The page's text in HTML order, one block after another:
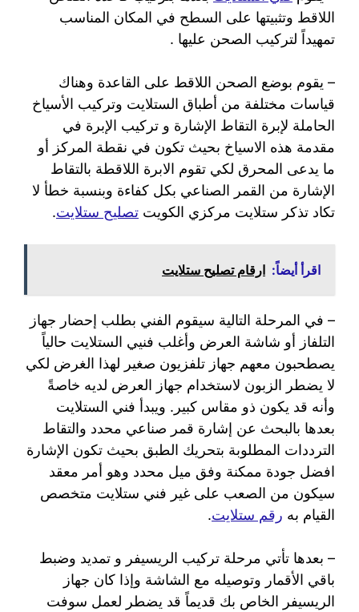
اللاقط وتثبيتها على السطح في المكان المناسب
تمهيداً لتركيب الصحن عليها .
– يقوم بوضع الصحن اللاقط على القاعدة وهناك
قياسات مختلفة من أطباق الستلايت وتركيب الأسياخ
الحاملة لإبرة التقاط الإشارة و تركيب الإبرة في
مقدمة هذه الاسياخ بحيث تكون في نقطة المركز أو
ما يدعى المحرق لكي تقوم الابرة اللاقطة بالتقاط
الإشارة من القمر الصناعي بكل كفاءة وبنسبة خطأ لا
تكاد تذكر ستلايت مركزي الكويت تصليح ستلايت.
اقرأ أيضاً: ارقام تصليح ستلايت
– في المرحلة التالية سيقوم الفني بطلب إحضار جهاز
التلفاز أو شاشة العرض وأغلب فنيي الستلايت حالياً
يصطحبون معهم جهاز تلفزيون صغير لهذا الغرض لكي
لا يضطر الزبون لاستخدام جهاز العرض لديه خاصةً
وأنه قد يكون ذو مقاس كبير. ويبدأ فني الستلايت
بعدها بالبحث عن إشارة قمر صناعي محدد والتقاط
الترددات المطلوبة بتحريك الطبق بحيث تكون الإشارة
افضل جودة ممكنة وفق ميل محدد وهو أمر معقد
سيكون من الصعب على غير فني ستلايت متخصص
القيام به رقم ستلايت.
– بعدها تأتي مرحلة تركيب الريسيفر و تمديد وضبط
باقي الأقمار وتوصيله مع الشاشة وإذا كان جهاز
الريسيفر الخاص بك قديماً قد يضطر لعمل سوفت